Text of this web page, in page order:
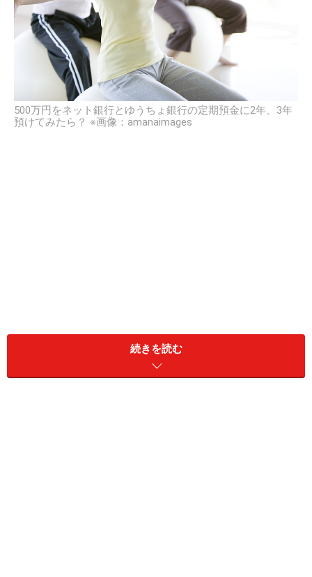
500万円をネット銀行とゆうちょ銀行の定期預金に2年、3年
預けてみたら？ ※画像：amanaimages
ゆうちょ銀行の定期貯金
ゆうちょ銀行の定期貯金は、一般の銀行でいう定期預金
続きを読む